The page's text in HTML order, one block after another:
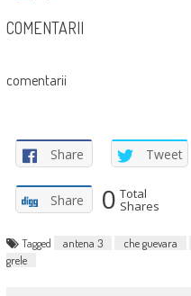
COMENTARII
comentarii
Share Tweet
Share 0 Total
Shares
Tagged antena 3 che guevara
grele